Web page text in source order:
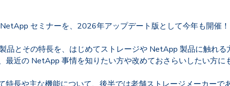
セミナーを、2026年アップデート版として今年も開催！
品とその特長を、はじめてストレージや NetApp 製品に触れ
最近の NetApp 事情を知りたい方や改めておさらいしたい方